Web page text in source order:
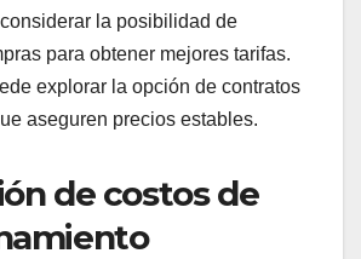
la posibilidad de
para obtener mejores tarifas.
explorar la opción de contratos
aseguren precios estables.
de costos de